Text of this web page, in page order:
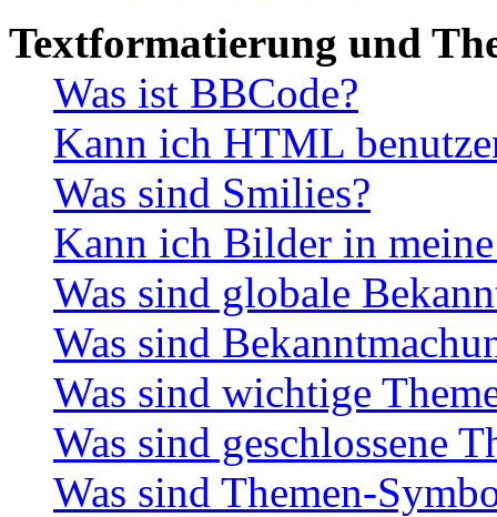
Textformatierung und
Was ist BBCode?
Kann ich HTML
Was sind Smilies?
Kann ich Bilder in
Was sind globale
Was sind
Was sind wichtige
Was sind geschlossene
Was sind Themen-